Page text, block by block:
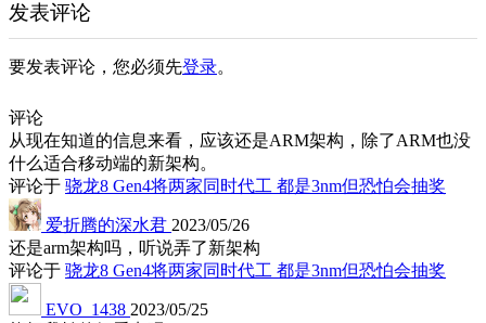
发表评论
要发表评论，您必须先登录。
评论
从现在知道的信息来看，应该还是ARM架构，除了ARM也没
什么适合移动端的新架构。
评论于 骁龙8 Gen4将两家同时代工 都是3nm但恐怕会抽奖
爱折腾的深水君 2023/05/26
还是arm架构吗，听说弄了新架构
评论于 骁龙8 Gen4将两家同时代工 都是3nm但恐怕会抽奖
EVO_1438 2023/05/25